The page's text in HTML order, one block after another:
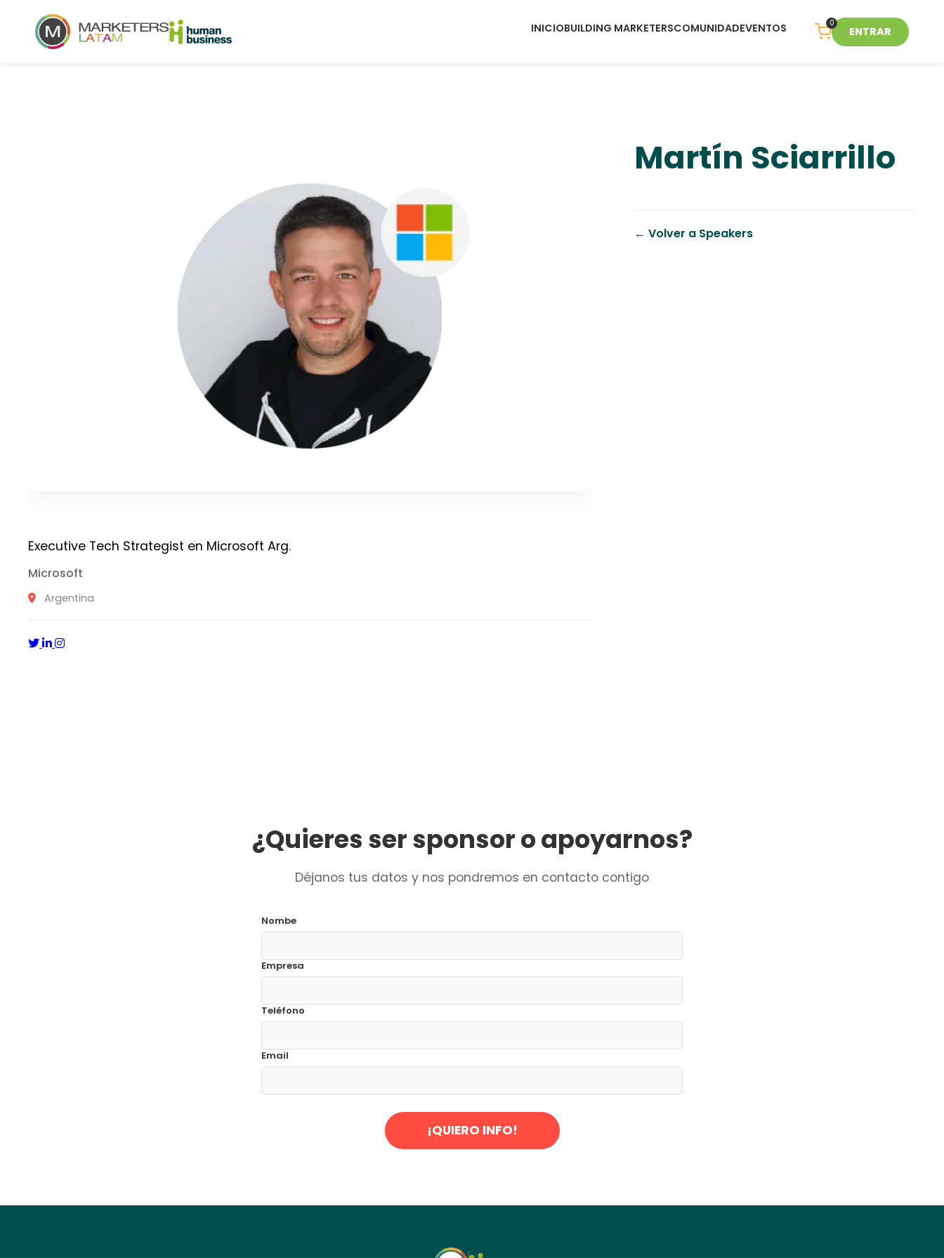
INICIOBUILDING MARKETERSCOMUNIDADEVENTOS 0
ENTRAR
Executive Tech Strategist en Microsoft Arg.
Microsoft
Argentina
Martín Sciarrillo
← Volver a Speakers
¿Quieres ser sponsor o apoyarnos?
Déjanos tus datos y nos pondremos en contacto contigo
Nombe
Empresa
Teléfono
Email
¡QUIERO INFO!